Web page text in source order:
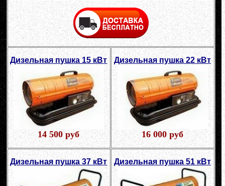
Дизельная пушка 15 кВт
14 500 руб
Дизельная пушка 22 кВт
16 000 руб
Дизельная пушка 37 кВт Дизельная пушка 51 кВт